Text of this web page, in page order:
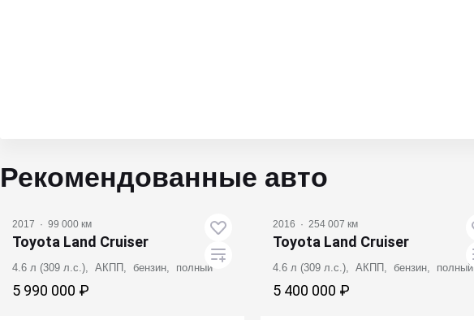
Рекомендованные авто
2017 · 99 000 км
Toyota Land Cruiser
4.6 л (309 л.с.), АКПП, бензин, полный
5 990 000 ₽
Видео
2016 · 254 007 км
Toyota Land Cruiser
4.6 л (309 л.с.), АКПП, бензин, полный
5 400 000 ₽